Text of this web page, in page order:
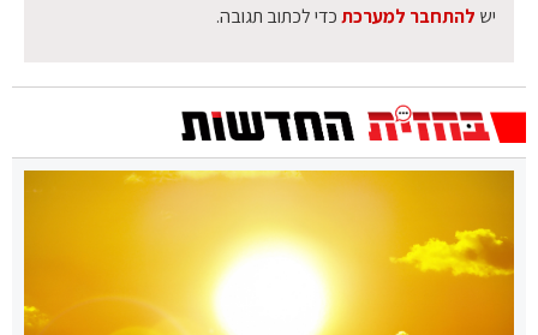
יש להתחבר למערכתכדי לכתוב תגובה.